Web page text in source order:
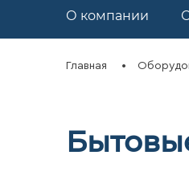
О компании
Главная